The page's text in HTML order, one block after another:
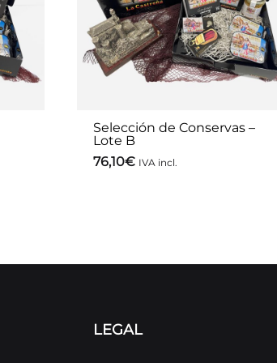
Selección de Conservas –
Lote B
76,10€ IVA incl.
LEGAL